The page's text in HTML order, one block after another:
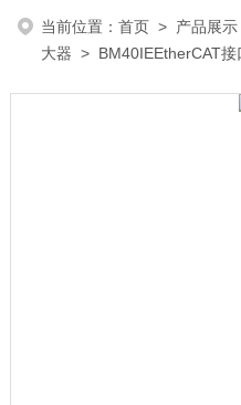
当前位置：首页 > 产品展示
大器 > BM40IEEtherCAT接